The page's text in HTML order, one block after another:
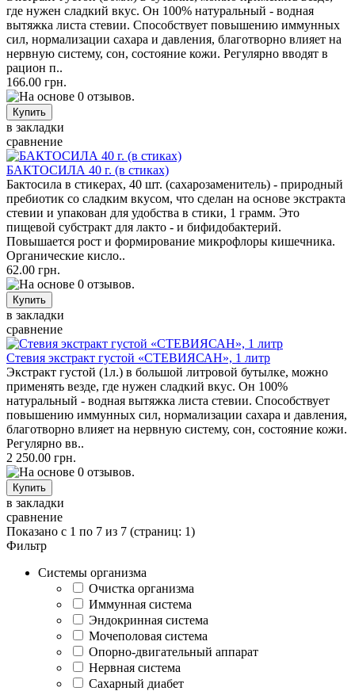
где нужен сладкий вкус. Он 100% натуральный - водная
вытяжка листа стевии. Способствует повышению иммунных
сил, нормализации сахара и давления, благотворно влияет на
нервную систему, сон, состояние кожи. Регулярно вводят в
рацион п..
166.00 грн.
в закладки
сравнение
БАКТОСИЛА 40 г. (в стиках)
Бактосила в стикерах, 40 шт. (сахарозаменитель) - природный
пребиотик со сладким вкусом, что сделан на основе экстракта
стевии и упакован для удобства в стики, 1 грамм. Это
пищевой субстракт для лакто - и бифидобактерий.
Повышается рост и формирование микрофлоры кишечника.
Органические кисло..
62.00 грн.
в закладки
сравнение
Стевия экстракт густой «СТЕВИЯСАН», 1 литр
Экстракт густой (1л.) в большой литровой бутылке, можно
применять везде, где нужен сладкий вкус. Он 100%
натуральный - водная вытяжка листа стевии. Способствует
повышению иммунных сил, нормализации сахара и давления,
благотворно влияет на нервную систему, сон, состояние кожи.
Регулярно вв..
2 250.00 грн.
в закладки
сравнение
Показано с 1 по 7 из 7 (страниц: 1)
Фильтр
Системы организма
Очистка организма
Иммунная система
Эндокринная система
Мочеполовая система
Опорно-двигательный аппарат
Нервная система
Сахарный диабет